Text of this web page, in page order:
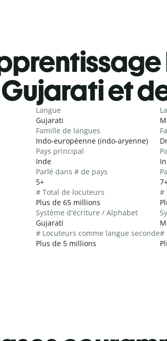
Gujarati et
Langue
Gujarati
Famille de langues
Indo-européenne (indo-aryenne)
Pays principal
Inde
Parlé dans # de pays
5+
# Total de locuteurs
Plus de 65 millions
Système d'écriture / Alphabet
Gujarati
# Locuteurs comme langue seconde
Plus de 5 millions
#
#